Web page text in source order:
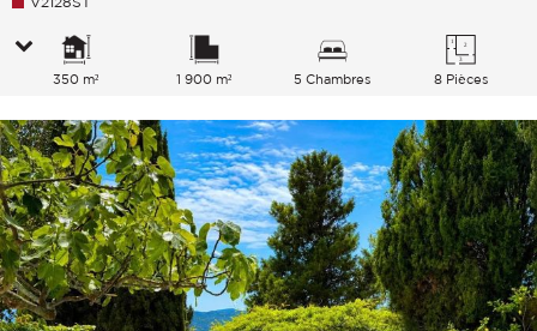
350 m² 1 900 m² 5 Chambres 8 Pièces